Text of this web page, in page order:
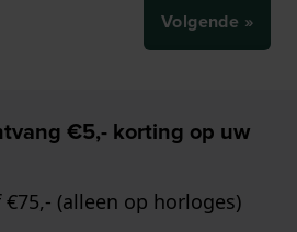
Volgende »
€5,- korting op uw
(alleen op horloges)